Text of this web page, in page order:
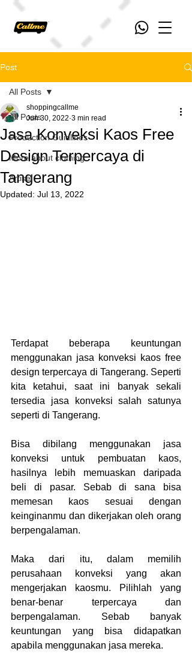
Post
All Posts
Production Guidlines
More about clothing
Artikel
All Posts
Jasa Konveksi Kaos Free
Design Terpercaya di
Tangerang
shoppingcallme
Jun 30, 2022 3 min read
Updated: Jul 13, 2022
Terdapat beberapa keuntungan
menggunakan jasa konveksi kaos free
design terpercaya di Tangerang. Seperti
kita ketahui, saat ini banyak sekali
tersedia jasa konveksi salah satunya
seperti di Tangerang.
Bisa dibilang menggunakan jasa
konveksi untuk pembuatan kaos,
hasilnya lebih memuaskan daripada
beli di pasar. Sebab di sana bisa
memesan kaos sesuai dengan
keinginanmu dan dikerjakan oleh orang
berpengalaman.
Maka dari itu, dalam memilih
perusahaan konveksi yang akan
mengerjakan kaosmu. Pilihlah yang
benar-benar terpercaya dan
berpengalaman. Sebab banyak
keuntungan yang bisa didapatkan
apabila menggunakan jasa mereka.